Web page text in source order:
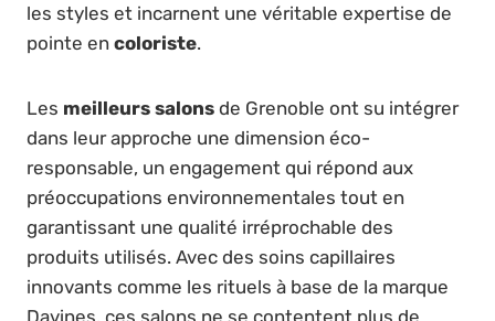
les styles et incarnent une véritable expertise de
pointe en coloriste.
Les meilleurs salons de Grenoble ont su intégrer
dans leur approche une dimension éco-
responsable, un engagement qui répond aux
préoccupations environnementales tout en
garantissant une qualité irréprochable des
produits utilisés. Avec des soins capillaires
innovants comme les rituels à base de la marque
Davines, ces salons ne se contentent plus de